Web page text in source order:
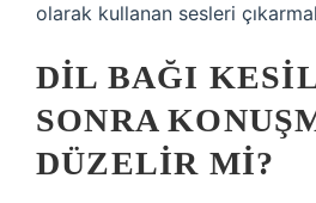
olarak kullanan sesleri
DIL BAĞI
SONRA
DÜZELIR MI?